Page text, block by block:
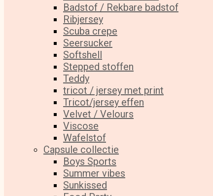
Badstof / Rekbare badstof
Ribjersey
Scuba crepe
Seersucker
Softshell
Stepped stoffen
Teddy
tricot / jersey met print
Tricot/jersey effen
Velvet / Velours
Viscose
Wafelstof
Capsule collectie
Boys Sports
Summer vibes
Sunkissed